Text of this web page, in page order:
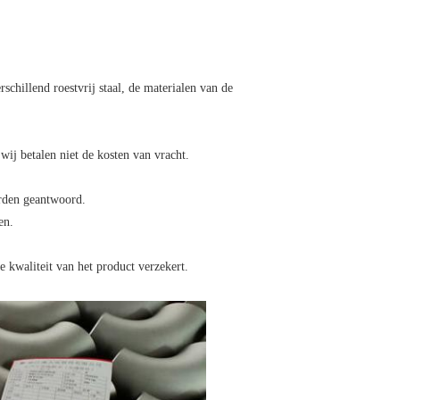
roestvrij staal, de materialen van de
betalen niet de kosten van vracht.
geantwoord.
kwaliteit van het product verzekert.